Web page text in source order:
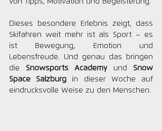
Dieses besondere Erlebnis zeigt, dass
Skifahren weit mehr ist als Sport – es
ist Bewegung, Emotion und
Lebensfreude. Und genau das bringen
die Snowsports Academy und Snow
Space Salzburg in dieser Woche auf
eindrucksvolle Weise zu den Menschen.